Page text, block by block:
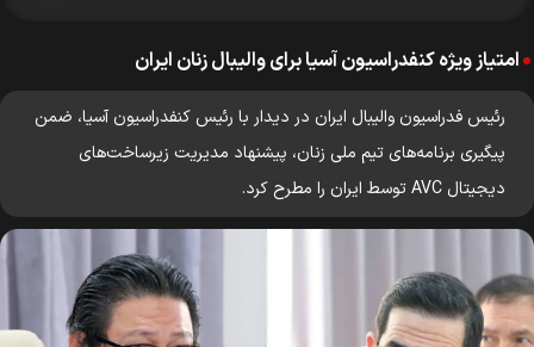
امتیاز ویژه کنفدراسیون آسیا برای والیبال زنان ایران
رئیس فدراسیون والیبال ایران در دیدار با رئیس کنفدراسیون آسیا، ضمن
پیگیری برنامه‌های تیم ملی زنان، پیشنهاد مدیریت زیرساخت‌های
دیجیتال AVC توسط ایران را مطرح کرد.